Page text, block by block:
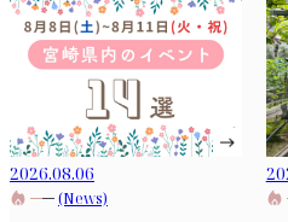
2026.08.06
(News)